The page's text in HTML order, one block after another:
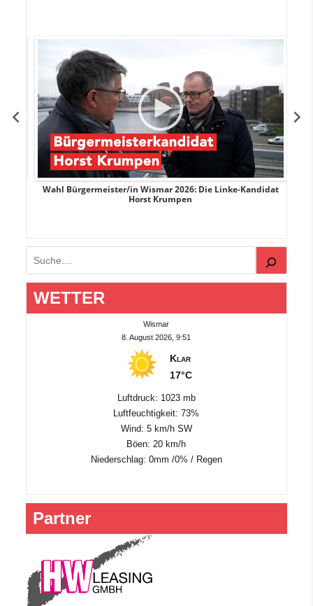
Wahl Bürgermeister/in Wismar 2026: Die Linke-Kandidat
Horst Krumpen
Suchen
WETTER
Wismar
8. August 2026, 9:51
Klar
17°C
Luftdruck: 1023 mb
Luftfeuchtigkeit: 73%
Wind: 5 km/h SW
Böen: 20 km/h
Niederschlag: 0mm /0% / Regen
Partner